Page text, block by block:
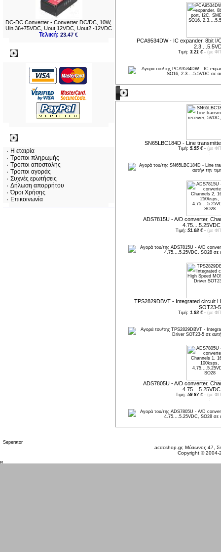
DC-DC Converter - Converter DC/DC, 10W,
Uin 36÷75VDC, Uout 12VDC, Uout2 -12VDC
Τελική:23.47 €
Η εταιρία
Τρόποι πληρωμής
Τρόποι αποστολής
Τρόποι αγοράς
Συχνές ερωτήσεις
Δήλωση απορρήτου
Όροι Χρήσης
Επικοινωνία
PCA9534DW - IC expander, 8bit I/
Τιμή: 3.21 €- (με
SN65LBC184D - Line
Τιμή: 5.55 €- (με
ADS7815U - A/D converter,
Τιμή: 51.08 €- (με
TPS2829DBVT - Integrated circuit
SOT23-5
Τιμή: 1.93 €- (με
ADS7805U - A/D converter,
Τιμή: 59.87 €- (με
acdcshop.gr, Μύσωνος 47,
Copyright ©